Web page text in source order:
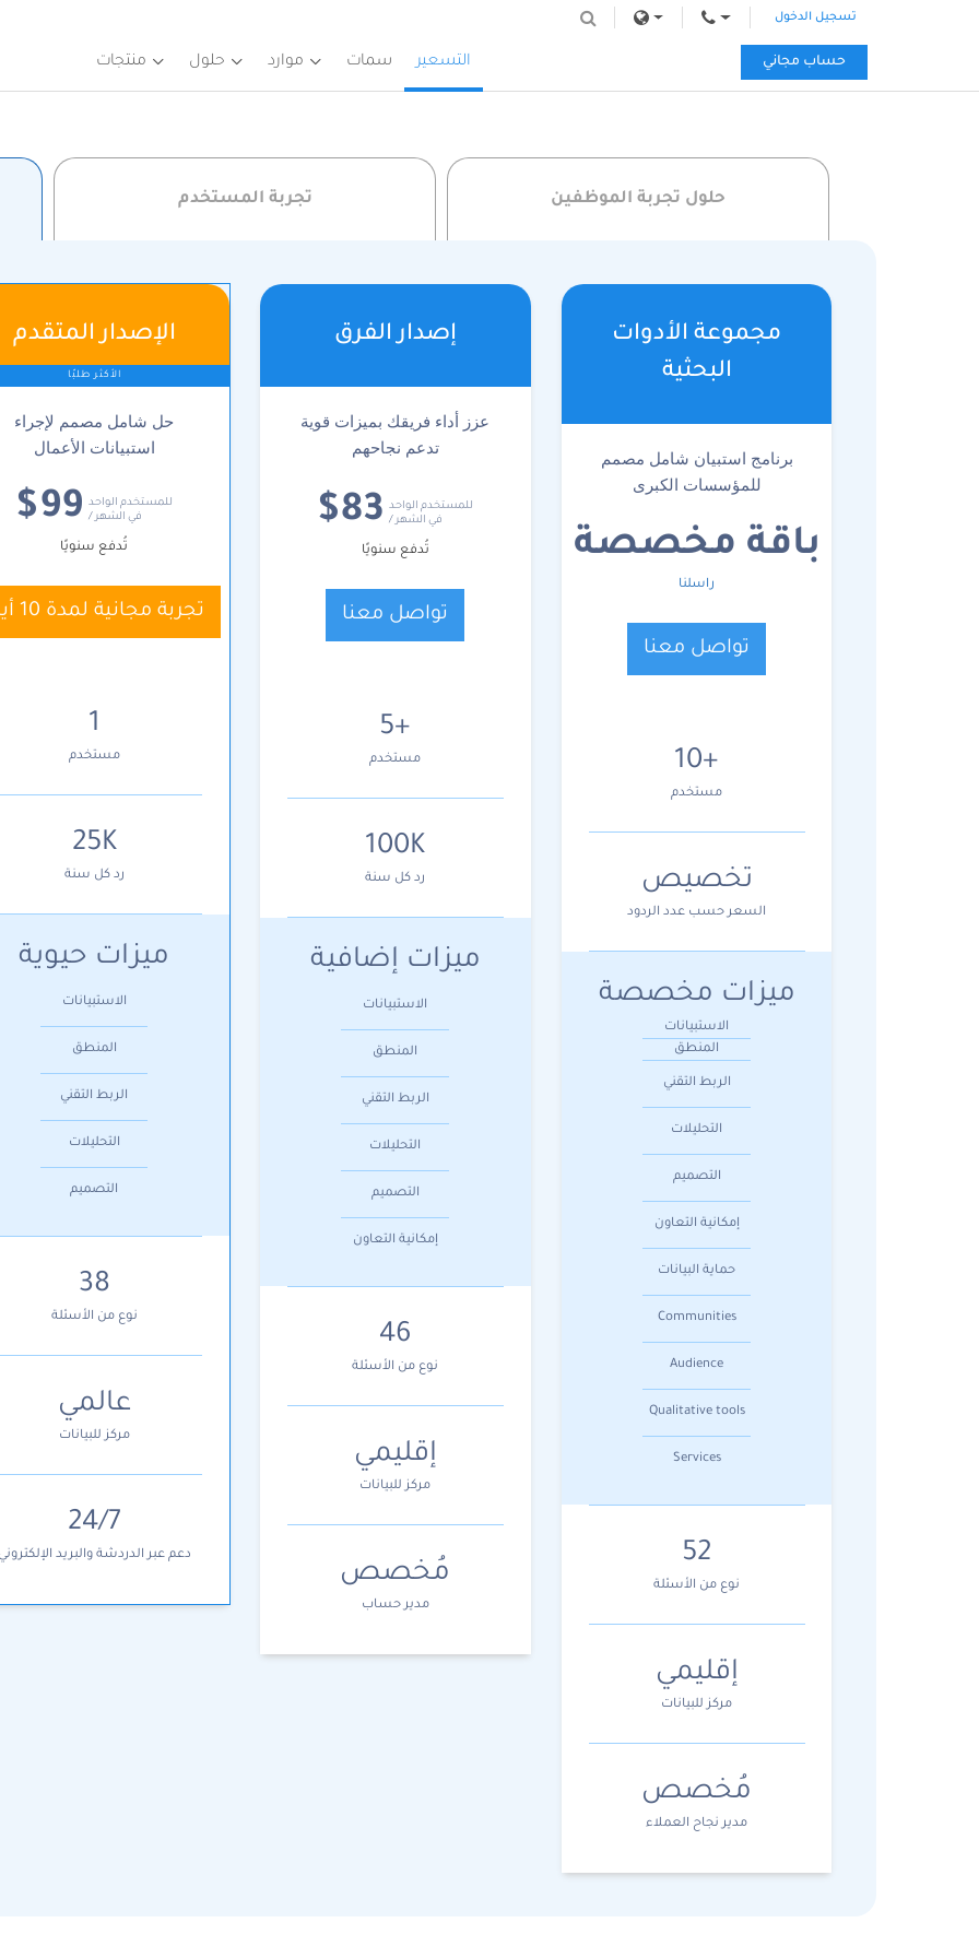
منتجات حلول موارد سمات التسعير
تسجيل الدخول
حساب مجاني
تجربة المستخدم حلول تجربة الموظفين
الإصدار المتقدم
الأكثر طلبًا
حل شامل مصمم لإجراء
استبيانات الأعمال
$99 للمستخدم الواحد
/ في الشهر
تُدفع سنويًا
تجربة مجانية لمدة 10 أيام
1
مستخدم
25K
رد كل سنة
ميزات حيوية
الاستبيانات
المنطق
الربط التقني
التحليلات
التصميم
38
نوع من الأسئلة
عالمي
مركز للبيانات
24/7
دعم عبر الدردشة والبريد
إصدار الفرق
عزز أداء فريقك بميزات قوية
تدعم نجاحهم
$83 للمستخدم الواحد
/ في الشهر
تُدفع سنويًا
تواصل معنا
5+
مستخدم
100K
رد كل سنة
ميزات إضافية
الاستبيانات
المنطق
الربط التقني
التحليلات
التصميم
إمكانية التعاون
46
نوع من الأسئلة
إقليمي
مركز للبيانات
مُخصص
مدير حساب
مجموعة الأدوات
البحثية
برنامج استبيان شامل مصمم
للمؤسسات الكبرى
باقة مخصصة
راسلنا
تواصل معنا
10+
مستخدم
تخصيص
السعر حسب عدد الردود
ميزات مخصصة
الاستبيانات
المنطق
الربط التقني
التحليلات
التصميم
إمكانية التعاون
حماية البيانات
Communities
Audience
Qualitative tools
Services
52
نوع من الأسئلة
إقليمي
مركز للبيانات
مُخصص
مدير نجاح العملاء